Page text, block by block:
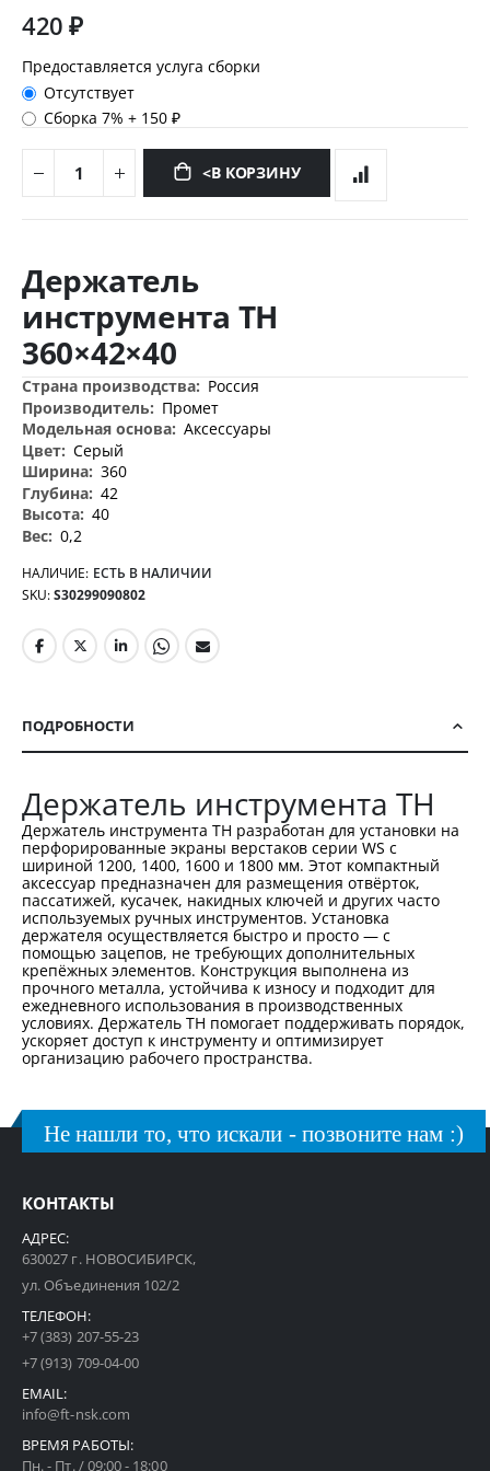
420 ₽
Предоставляется услуга сборки
Отсутствует
Сборка 7%+ 150 ₽
<В КОРЗИНУ
началу
галереи
изображений
Держатель
инструмента TH
360×42×40
Дополнительная
информация
Россия
Промет
Аксессуары
Серый
360
42
40
0,2
НАЛИЧИЕ: ЕСТЬ В НАЛИЧИИ
SKU S30299090802
ПОДРОБНОСТИ
Держатель инструмента TH
Держатель инструмента TH разработан для установки на
перфорированные экраны верстаков серии WS с
шириной 1200, 1400, 1600 и 1800 мм. Этот компактный
аксессуар предназначен для размещения отвёрток,
пассатижей, кусачек, накидных ключей и других часто
используемых ручных инструментов. Установка
держателя осуществляется быстро и просто — с
помощью зацепов, не требующих дополнительных
крепёжных элементов. Конструкция выполнена из
прочного металла, устойчива к износу и подходит для
ежедневного использования в производственных
условиях. Держатель TH помогает поддерживать порядок,
ускоряет доступ к инструменту и оптимизирует
организацию рабочего пространства.
Не нашли то, что искали - позвоните нам :)
КОНТАКТЫ
АДРЕС:
630027 г. НОВОСИБИРСК,
ул. Объединения 102/2
ТЕЛЕФОН:
+7 (383) 207-55-23
+7 (913) 709-04-00
EMAIL:
info@ft-nsk.com
ВРЕМЯ РАБОТЫ:
Пн. - Пт. / 09:00 - 18:00